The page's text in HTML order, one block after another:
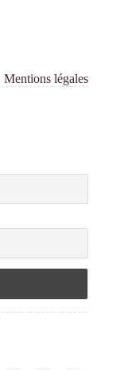
Mentions légales